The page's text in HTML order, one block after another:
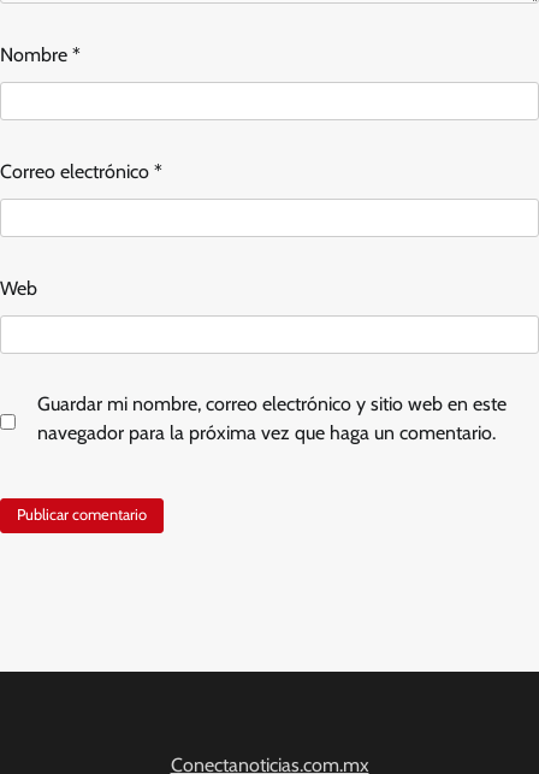
Nombre *
Correo electrónico *
Web
Guardar mi nombre, correo electrónico y sitio web en este
navegador para la próxima vez que haga un comentario.
Conectanoticias.com.mx